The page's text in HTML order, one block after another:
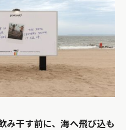
み干す前に、海へ飛び込も